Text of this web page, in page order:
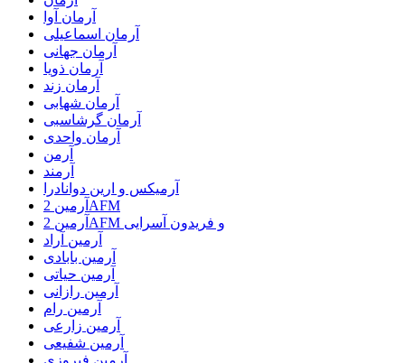
آرمان آوا
آرمان اسماعیلی
آرمان جهانی
آرمان ذویا
آرمان زند
آرمان شهابی
آرمان گرشاسبی
آرمان واحدی
آرمن
آرمند
آرمیکس و ارین دوانادرا
آرمین 2AFM
آرمین 2AFM و فریدون آسرایی
آرمین آراد
آرمین بابادی
آرمین حیاتی
آرمین رازانی
آرمین رام
آرمین زارعی
آرمین شفیعی
آرمین فیروزی